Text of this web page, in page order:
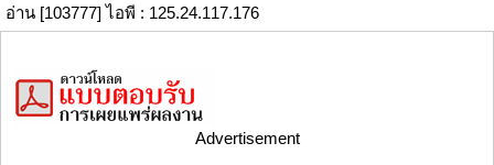
อ่าน [103777] ไอพี : 125.24.117.176
Advertisement